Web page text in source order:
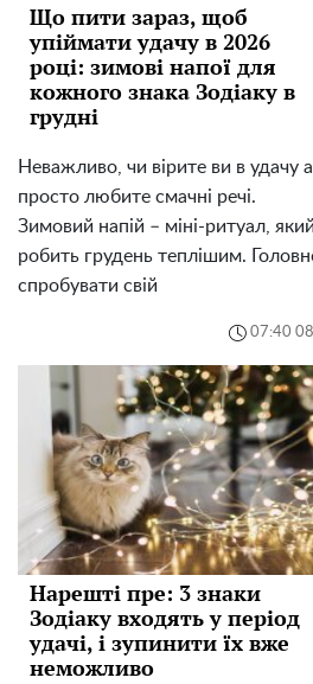
Що пити зараз, щоб
упіймати удачу в 2026
році: зимові напої для
кожного знака Зодіаку в
грудні
Неважливо, чи вірите ви в удачу
просто любите смачні речі.
Зимовий напій – міні-ритуал, який
робить грудень теплішим.
спробувати свій
07:40
Нарешті пре: 3 знаки
Зодіаку входять у період
удачі, і зупинити їх вже
неможливо